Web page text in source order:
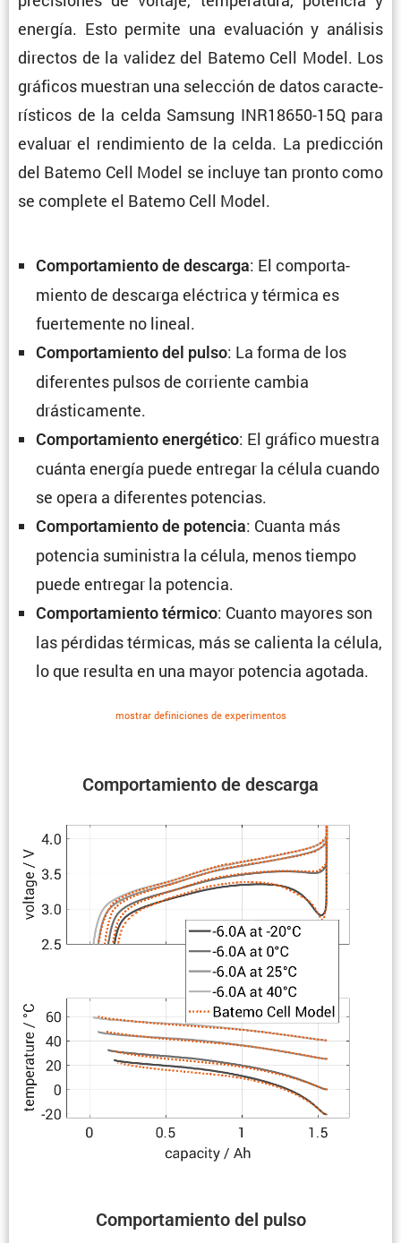
energía. Esto permite una evalua­ción y análisis
directos de la validez del Batemo Cell Model. Los
gráficos muestran una selec­ción de datos carac­te­
rís­ticos de la celda Samsung INR18650-15Q para
evaluar el rendi­miento de la celda. La predic­ción
del Batemo Cell Model se incluye tan pronto como
se complete el Batemo Cell Model.
Compor­ta­miento de descarga
Compor­ta­miento de descarga: El compor­ta­
miento de descarga eléctrica y térmica es
fuerte­mente no lineal.
Compor­ta­miento del pulso: La forma de los
diferentes pulsos de corriente cambia
drásticamente.
Compor­ta­miento energé­tico: El gráfico muestra
cuánta energía puede entregar la célula cuando
se opera a diferentes potencias.
Compor­ta­miento de potencia: Cuanta más
potencia suministra la célula, menos tiempo
puede entregar la potencia.
Compor­ta­miento térmico: Cuanto mayores son
las pérdidas térmicas, más se calienta la célula,
lo que resulta en una mayor potencia agotada.
Compor­ta­miento del pulso
mostrar defini­ciones de experi­mentos